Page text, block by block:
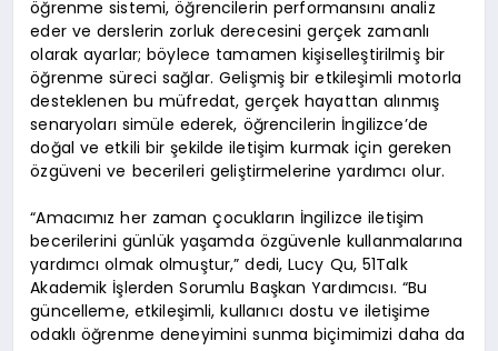
öğrenme sistemi, öğrencilerin performansını analiz
eder ve derslerin zorluk derecesini gerçek zamanlı
olarak ayarlar; böylece tamamen kişiselleştirilmiş bir
öğrenme süreci sağlar. Gelişmiş bir etkileşimli motorla
desteklenen bu müfredat, gerçek hayattan alınmış
senaryoları simüle ederek, öğrencilerin İngilizce’de
doğal ve etkili bir şekilde iletişim kurmak için gereken
özgüveni ve becerileri geliştirmelerine yardımcı olur.
“Amacımız her zaman çocukların İngilizce iletişim
becerilerini günlük yaşamda özgüvenle kullanmalarına
yardımcı olmak olmuştur,” dedi, Lucy Qu, 51Talk
Akademik İşlerden Sorumlu Başkan Yardımcısı. “Bu
güncelleme, etkileşimli, kullanıcı dostu ve iletişime
odaklı öğrenme deneyimini sunma biçimimizi daha da